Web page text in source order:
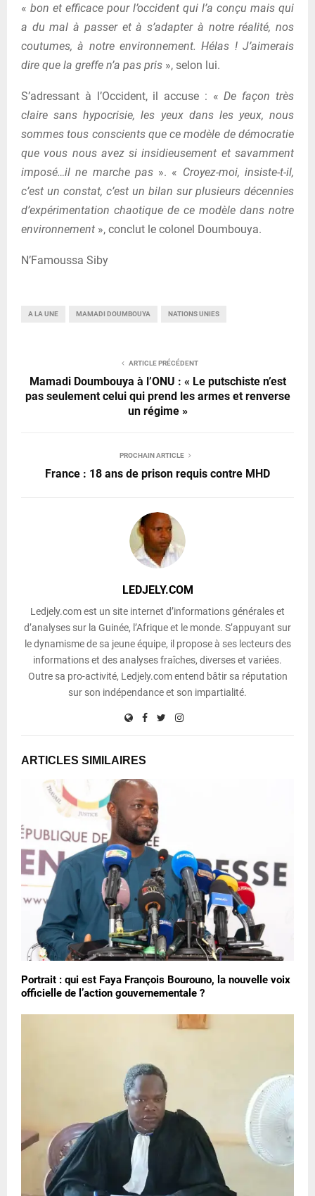
« bon et efficace pour l’occident qui l’a conçu mais qui
a du mal à passer et à s’adapter à notre réalité, nos
coutumes, à notre environnement. Hélas ! J’aimerais
dire que la greffe n’a pas pris », selon lui.
S’adressant à l’Occident, il accuse : «De façon très
claire sans hypocrisie, les yeux dans les yeux, nous
sommes tous conscients que ce modèle de démocratie
que vous nous avez si insidieusement et savamment
imposé…il ne marche pas». « Croyez-moi, insiste-t-il,
c’est un constat, c’est un bilan sur plusieurs décennies
d’expérimentation chaotique de ce modèle dans notre
environnement », conclut le colonel Doumbouya.
N’Famoussa Siby
A LA UNE MAMADI DOUMBOUYA NATIONS UNIES
ARTICLE PRÉCÉDENT
Mamadi Doumbouya à l’ONU : « Le putschiste n’est
pas seulement celui qui prend les armes et renverse
un régime »
PROCHAIN ARTICLE
France : 18 ans de prison requis contre MHD
LEDJELY.COM
Ledjely.com est un site internet d’informations générales et
d’analyses sur la Guinée, l’Afrique et le monde. S’appuyant sur
le dynamisme de sa jeune équipe, il propose à ses lecteurs des
informations et des analyses fraîches, diverses et variées.
Outre sa pro-activité, Ledjely.com entend bâtir sa réputation
sur son indépendance et son impartialité.
ARTICLES SIMILAIRES
Portrait : qui est Faya François Bourouno, la nouvelle voix
officielle de l’action gouvernementale ?